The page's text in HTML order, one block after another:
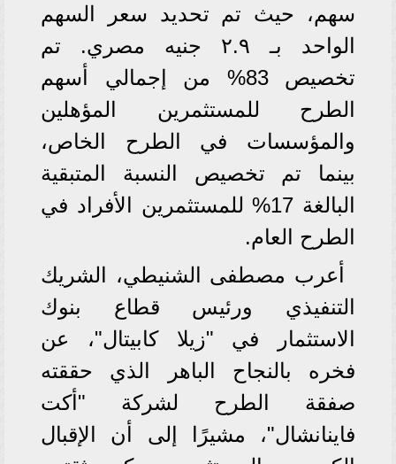
سهم، حيث تم تحديد سعر السهم
الواحد بـ ۲.۹ جنيه مصري. تم
تخصيص 83% من إجمالي أسهم
الطرح للمستثمرين المؤهلين
والمؤسسات في الطرح الخاص،
بينما تم تخصيص النسبة المتبقية
البالغة 17% للمستثمرين الأفراد في
الطرح العام.
أعرب مصطفى الشنيطي، الشريك
التنفيذي ورئيس قطاع بنوك
الاستثمار في "زیلا كابیتال"، عن
فخره بالنجاح الباهر الذي حققته
صفقة الطرح لشركة "أكت
فاینانشال"، مشيرًا إلى أن الإقبال